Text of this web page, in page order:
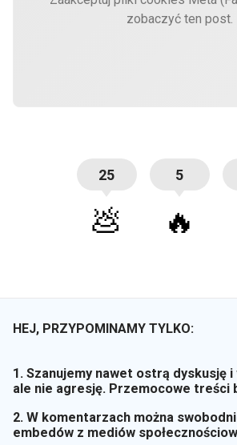
zobaczyć ten post.
25
💩
5
🔥
HEJ, PRZYPOMINAMY TYLKO:
1. Szanujemy nawet ostrą dyskusję i
ale nie agresję. Przemocowe treści
2. W komentarzach można
embedów z mediów